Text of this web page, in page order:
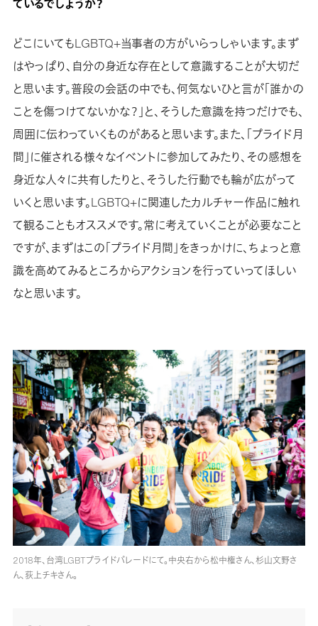
ているでしょうか？
どこにいてもLGBTQ+当事者の方がいらっしゃいます。まず
はやっぱり、自分の身近な存在として意識することが大切だ
と思います。普段の会話の中でも、何気ないひと言が「誰かの
ことを傷つけてないかな？」と、そうした意識を持つだけでも、
周囲に伝わっていくものがあると思います。また、「プライド月
間」に催される様々なイベントに参加してみたり、その感想を
身近な人々に共有したりと、そうした行動でも輪が広がって
いくと思います。LGBTQ+に関連したカルチャー作品に触れ
て観ることもオススメです。常に考えていくことが必要なこと
ですが、まずはこの「プライド月間」をきっかけに、ちょっと意
識を高めてみるところからアクションを行っていってほしい
なと思います。
2018年、台湾LGBTプライドパレードにて。中央右から松中権さん、杉山文野さ
ん、荻上チキさん。